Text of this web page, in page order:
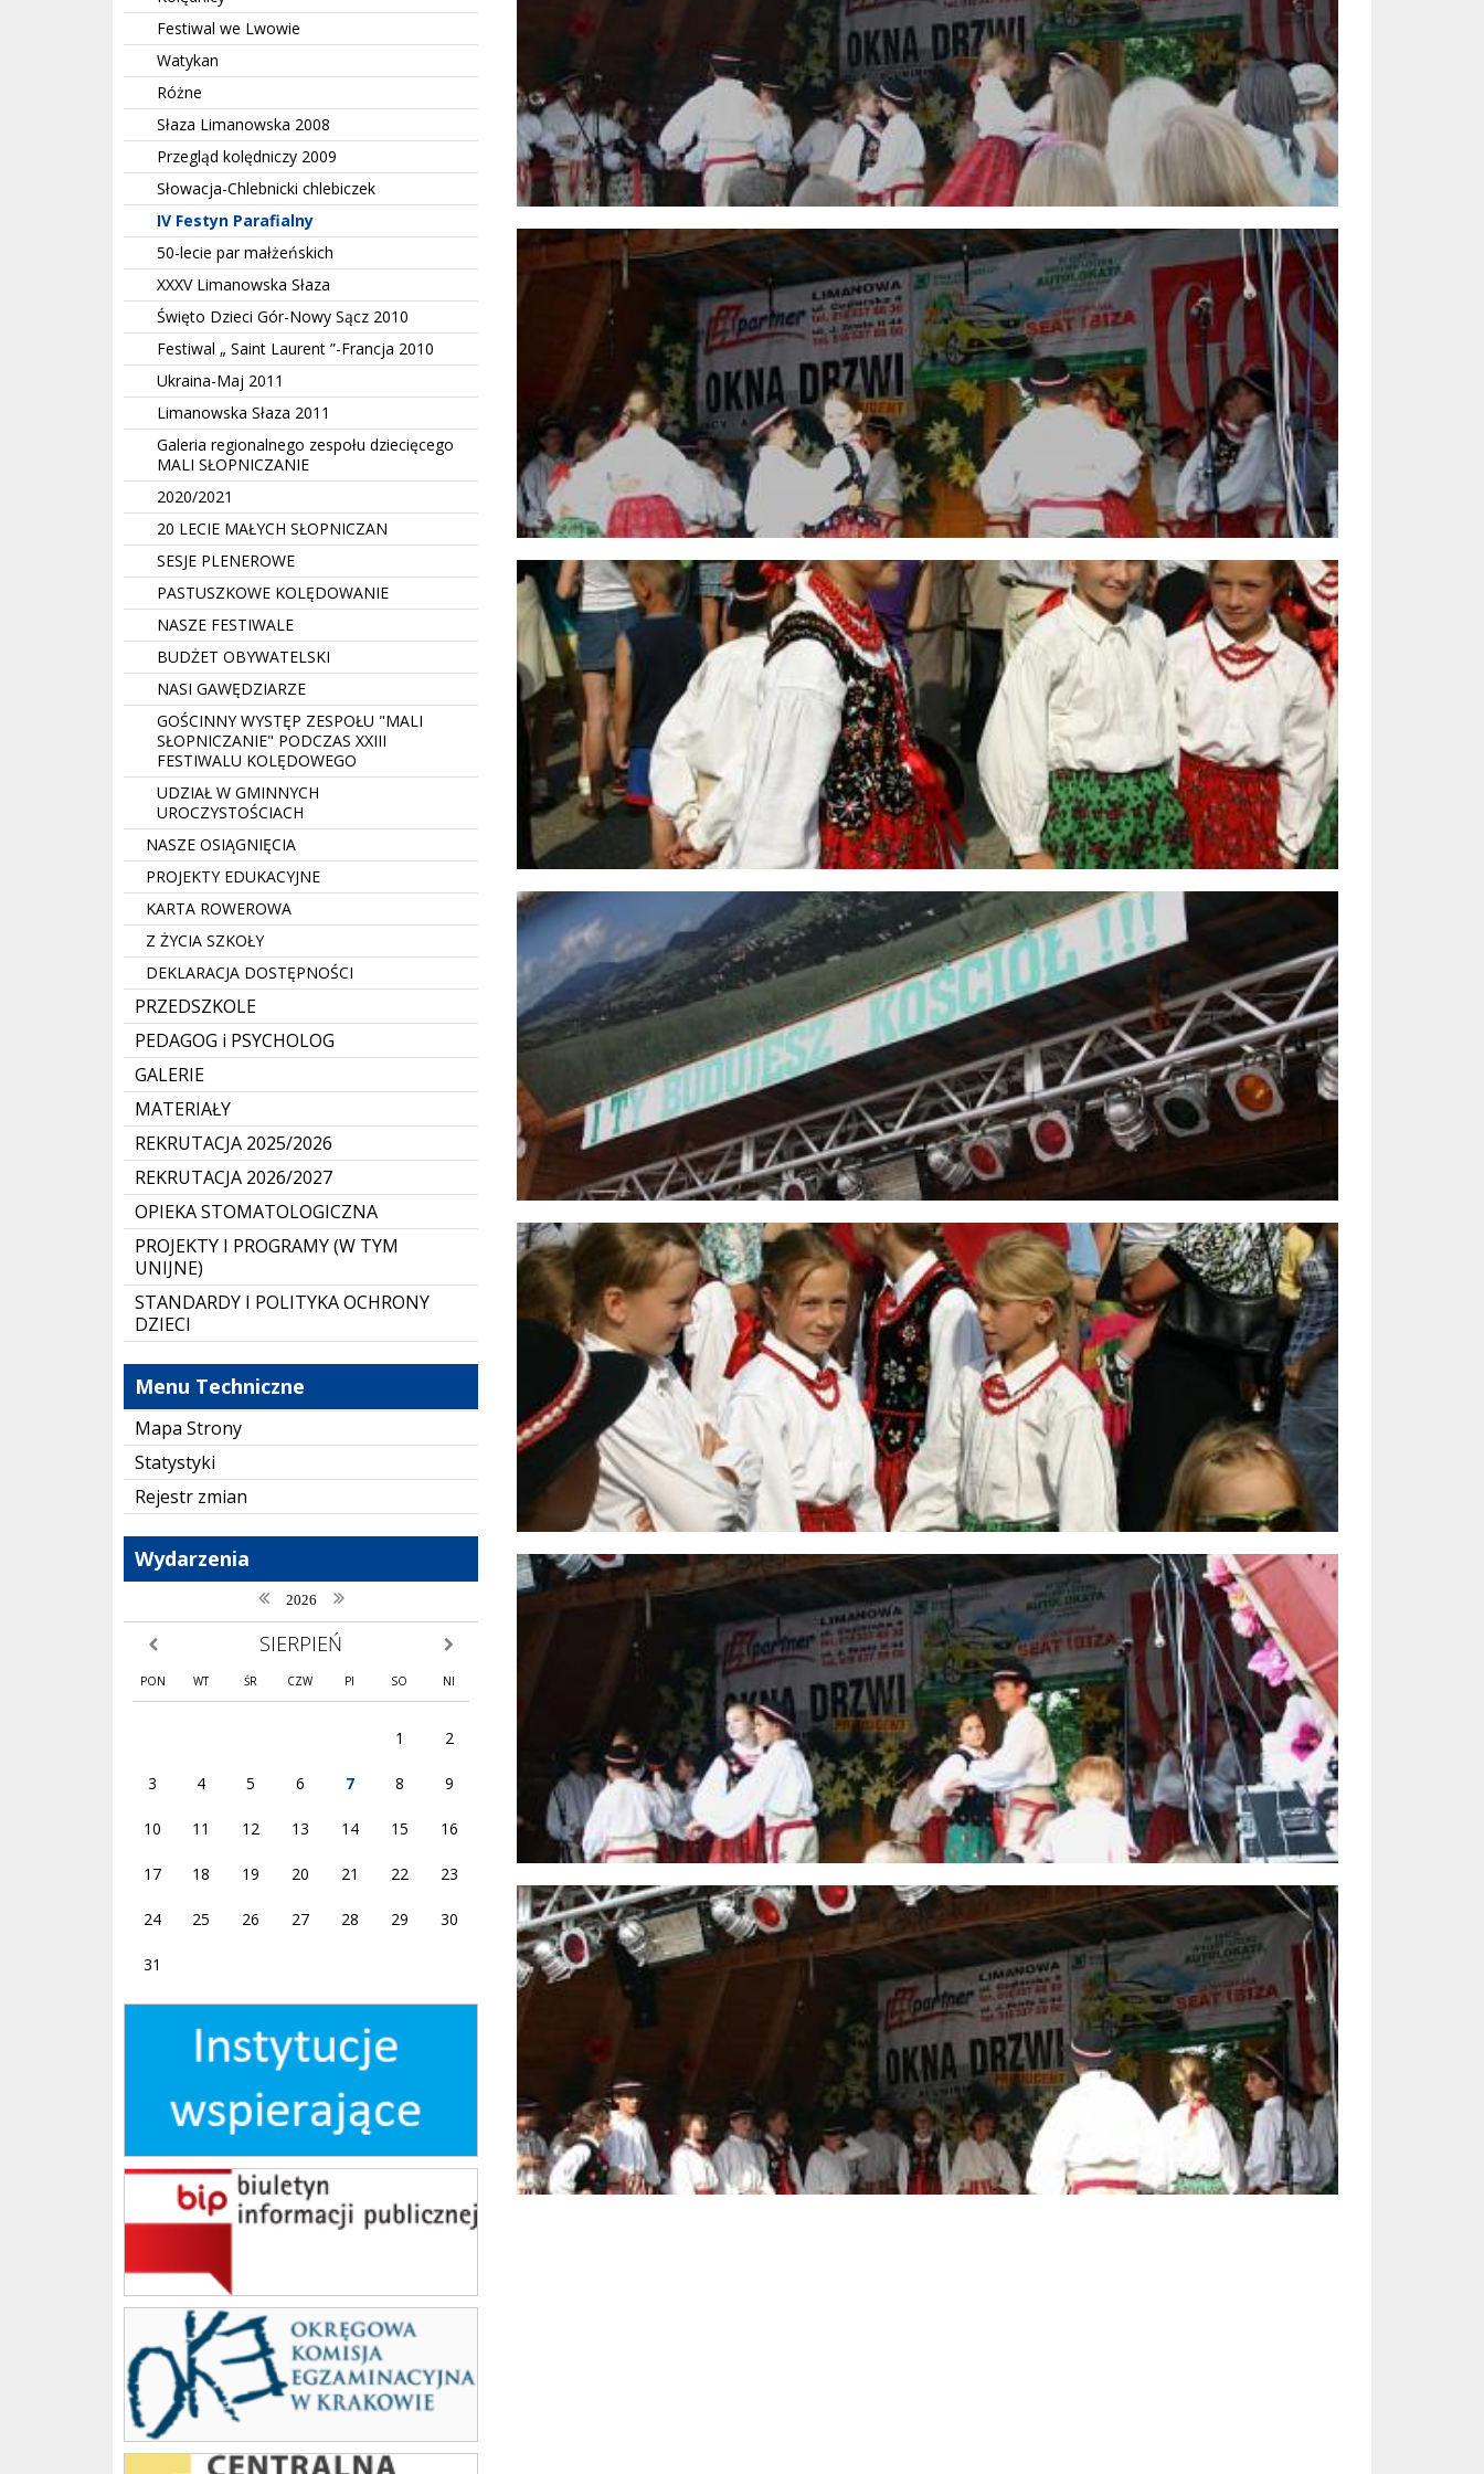
Festiwal we Lwowie
Watykan
Różne
Słaza Limanowska 2008
Przegląd kolędniczy 2009
Słowacja-Chlebnicki chlebiczek
IV Festyn Parafialny
50-lecie par małżeńskich
XXXV Limanowska Słaza
Święto Dzieci Gór-Nowy Sącz 2010
Festiwal „ Saint Laurent ”-Francja 2010
Ukraina-Maj 2011
Limanowska Słaza 2011
Galeria regionalnego zespołu dziecięcego
MALI SŁOPNICZANIE
2020/2021
20 LECIE MAŁYCH SŁOPNICZAN
SESJE PLENEROWE
PASTUSZKOWE KOLĘDOWANIE
NASZE FESTIWALE
BUDŻET OBYWATELSKI
NASI GAWĘDZIARZE
GOŚCINNY WYSTĘP ZESPOŁU "MALI
SŁOPNICZANIE" PODCZAS XXIII
FESTIWALU KOLĘDOWEGO
UDZIAŁ W GMINNYCH
UROCZYSTOŚCIACH
NASZE OSIĄGNIĘCIA
PROJEKTY EDUKACYJNE
KARTA ROWEROWA
Z ŻYCIA SZKOŁY
DEKLARACJA DOSTĘPNOŚCI
PRZEDSZKOLE
PEDAGOG i PSYCHOLOG
GALERIE
MATERIAŁY
REKRUTACJA 2025/2026
REKRUTACJA 2026/2027
OPIEKA STOMATOLOGICZNA
PROJEKTY I PROGRAMY (W TYM
UNIJNE)
STANDARDY I POLITYKA OCHRONY
DZIECI
Menu Techniczne
Mapa Strony
Statystyki
Rejestr zmian
Wydarzenia
poprzedni rok
2026 następny rok
poprzedni miesiąc SIERPIEŃ następny miesiąc
PON WT ŚR CZW PI SO NI
1 2
3 4 5 6 7 8 9
10 11 12 13 14 15 16
17 18 19 20 21 22 23
24 25 26 27 28 29 30
31
Instytucje wspierające
bip
OKE